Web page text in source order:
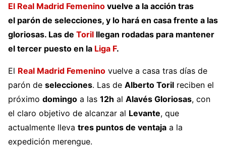
El Real Madrid Femenino vuelve a la acción tras
el parón de selecciones, y lo hará en casa frente a las
gloriosas. Las de Toril llegan rodadas para mantener
el tercer puesto en la Liga F.
El Real Madrid Femenino vuelve a casa tras días de
parón de selecciones. Las de Alberto Toril reciben el
próximo domingo a las 12h al Alavés Gloriosas, con
el claro objetivo de alcanzar al Levante, que
actualmente lleva tres puntos de ventaja a la
expedición merengue.